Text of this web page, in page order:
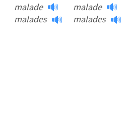
malade
malades
malade
malades